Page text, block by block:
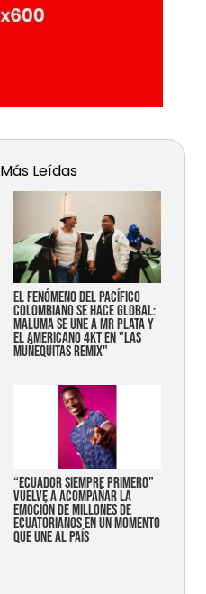
Más Leídas
EL FENÓMENO DEL PACÍFICO
COLOMBIANO SE HACE GLOBAL:
MALUMA SE UNE A MR PLATA Y
EL AMERICANO 4KT EN "LAS
MUÑEQUITAS REMIX"
“Ecuador siempre primero”
vuelve a acompañar la
emoción de millones de
ecuatorianos en un momento
que une al país